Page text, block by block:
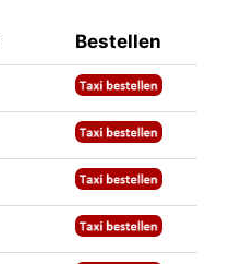
Bestellen